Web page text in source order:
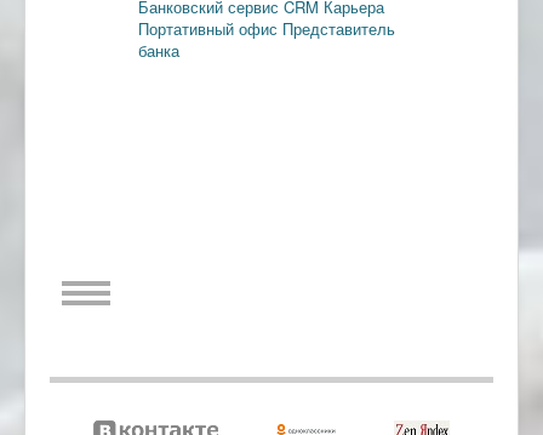
Банковский сервис CRM Карьера
Портативный офис Представитель
банка